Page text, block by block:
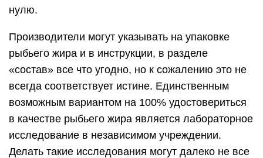
нулю.
Производители могут указывать на упаковке
рыбьего жира и в инструкции, в разделе
«состав» все что угодно, но к сожалению это не
всегда соответствует истине. Единственным
возможным вариантом на 100% удостовериться
в качестве рыбьего жира является лабораторное
исследование в независимом учреждении.
Делать такие исследования могут далеко не все